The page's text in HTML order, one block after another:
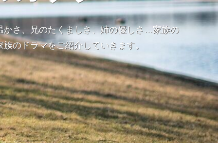
かさ、兄のたくましさ、姉の優しさ…家族の
のドラマをご紹介していきます。